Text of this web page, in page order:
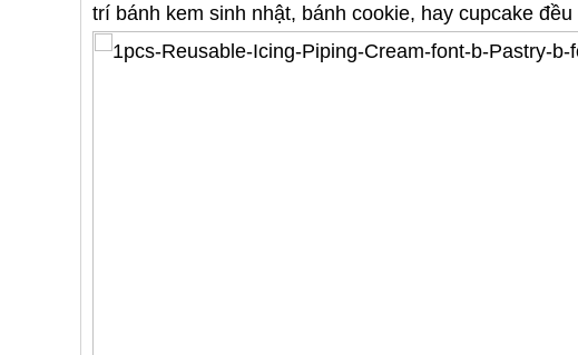
trí bánh kem sinh nhật, bánh cookie, hay cupcake